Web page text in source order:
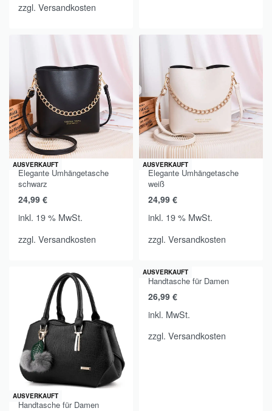
zzgl. Versandkosten
AUSVERKAUFT
Elegante Umhängetasche
schwarz
24,99 €
inkl. 19 % MwSt.
zzgl. Versandkosten
AUSVERKAUFT
Elegante Umhängetasche
weiß
24,99 €
inkl. 19 % MwSt.
zzgl. Versandkosten
AUSVERKAUFT
Handtasche für Damen
AUSVERKAUFT
Handtasche für Damen
26,99 €
inkl. MwSt.
zzgl. Versandkosten